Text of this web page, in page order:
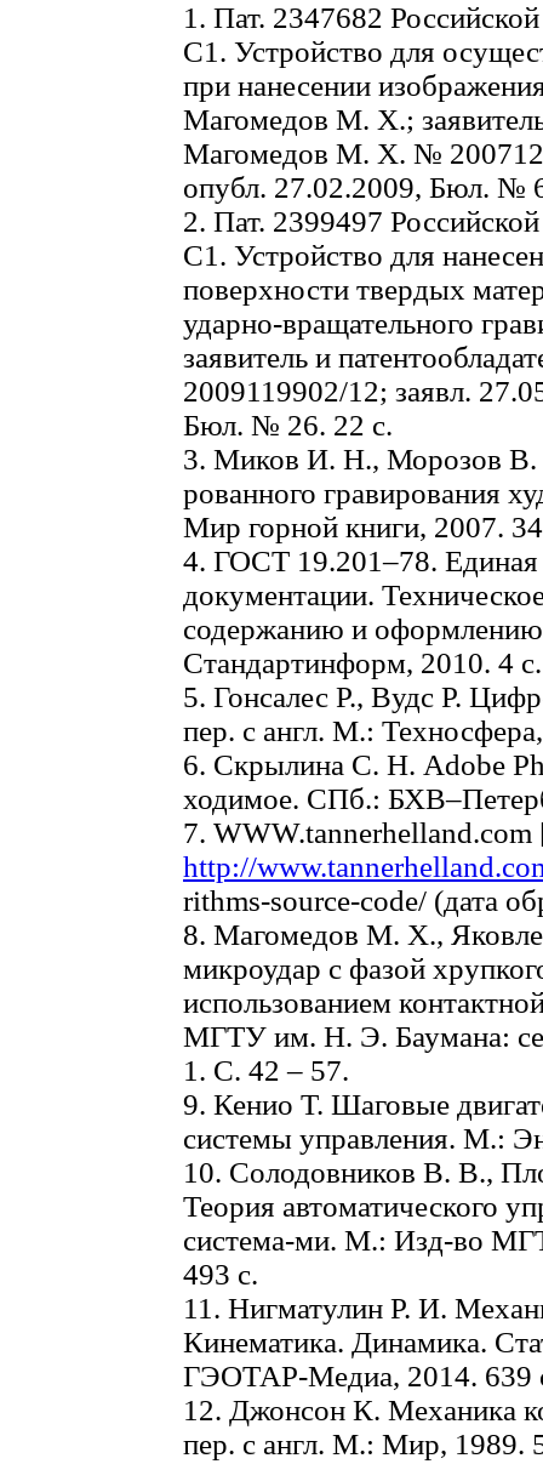
1. Пат. 2347682
С1. Устройство для
при нанесении
Магомедов М. Х.; заявитель
Магомедов М. Х. №
опубл. 27.02.2009, Бюл. №
2. Пат. 2399497
С1. Устройство для
поверхности твердых
ударно-вращательного
заявитель и
2009119902/12; заявл.
Бюл. № 26. 22 с.
3. Миков И. Н., Морозов В.
рованного гравирования
Мир горной книги, 2007.
4. ГОСТ 19.201–78. Единая
документации.
содержанию и
Стандартинформ, 2010. 4 с.
5. Гонсалес Р., Вудс Р.
пер. с англ. М.:
6. Скрылина С. Н. Adobe
ходимое. СПб.:
7.
http://
rithms-source-code/ (дата
8. Магомедов М. Х.,
микроудар с фазой
использованием
МГТУ им. Н. Э. Баумана:
1. С. 42 – 57.
9. Кенио Т. Шаговые
системы управления. М.:
10. Солодовников В. В.,
Теория автоматического
система-ми. М.: Изд-во
493 с.
11. Нигматулин Р. И.
Кинематика. Динамика.
ГЭОТАР-Медиа, 2014. 639
12. Джонсон К. Механика
пер. с англ. М.: Мир, 1989.